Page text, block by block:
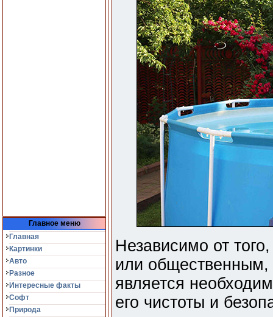
Главное меню
Главная
Картинки
Авто
Разное
Интересные факты
Софт
Природа
Независимо от
или общественным,
является
его чистоты и